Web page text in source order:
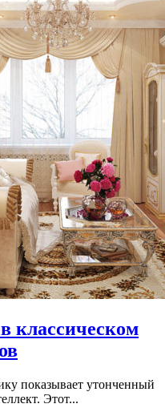
классическом
показывает утонченный
Этот...